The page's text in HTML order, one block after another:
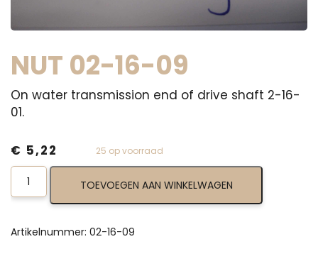
NUT 02-16-09
On water transmission end of drive shaft 2-16-
01.
25 op voorraad
€ 5,22
Nut
02-
16-
aantal
TOEVOEGEN AAN WINKELWAGEN
Artikelnummer: 02-16-09